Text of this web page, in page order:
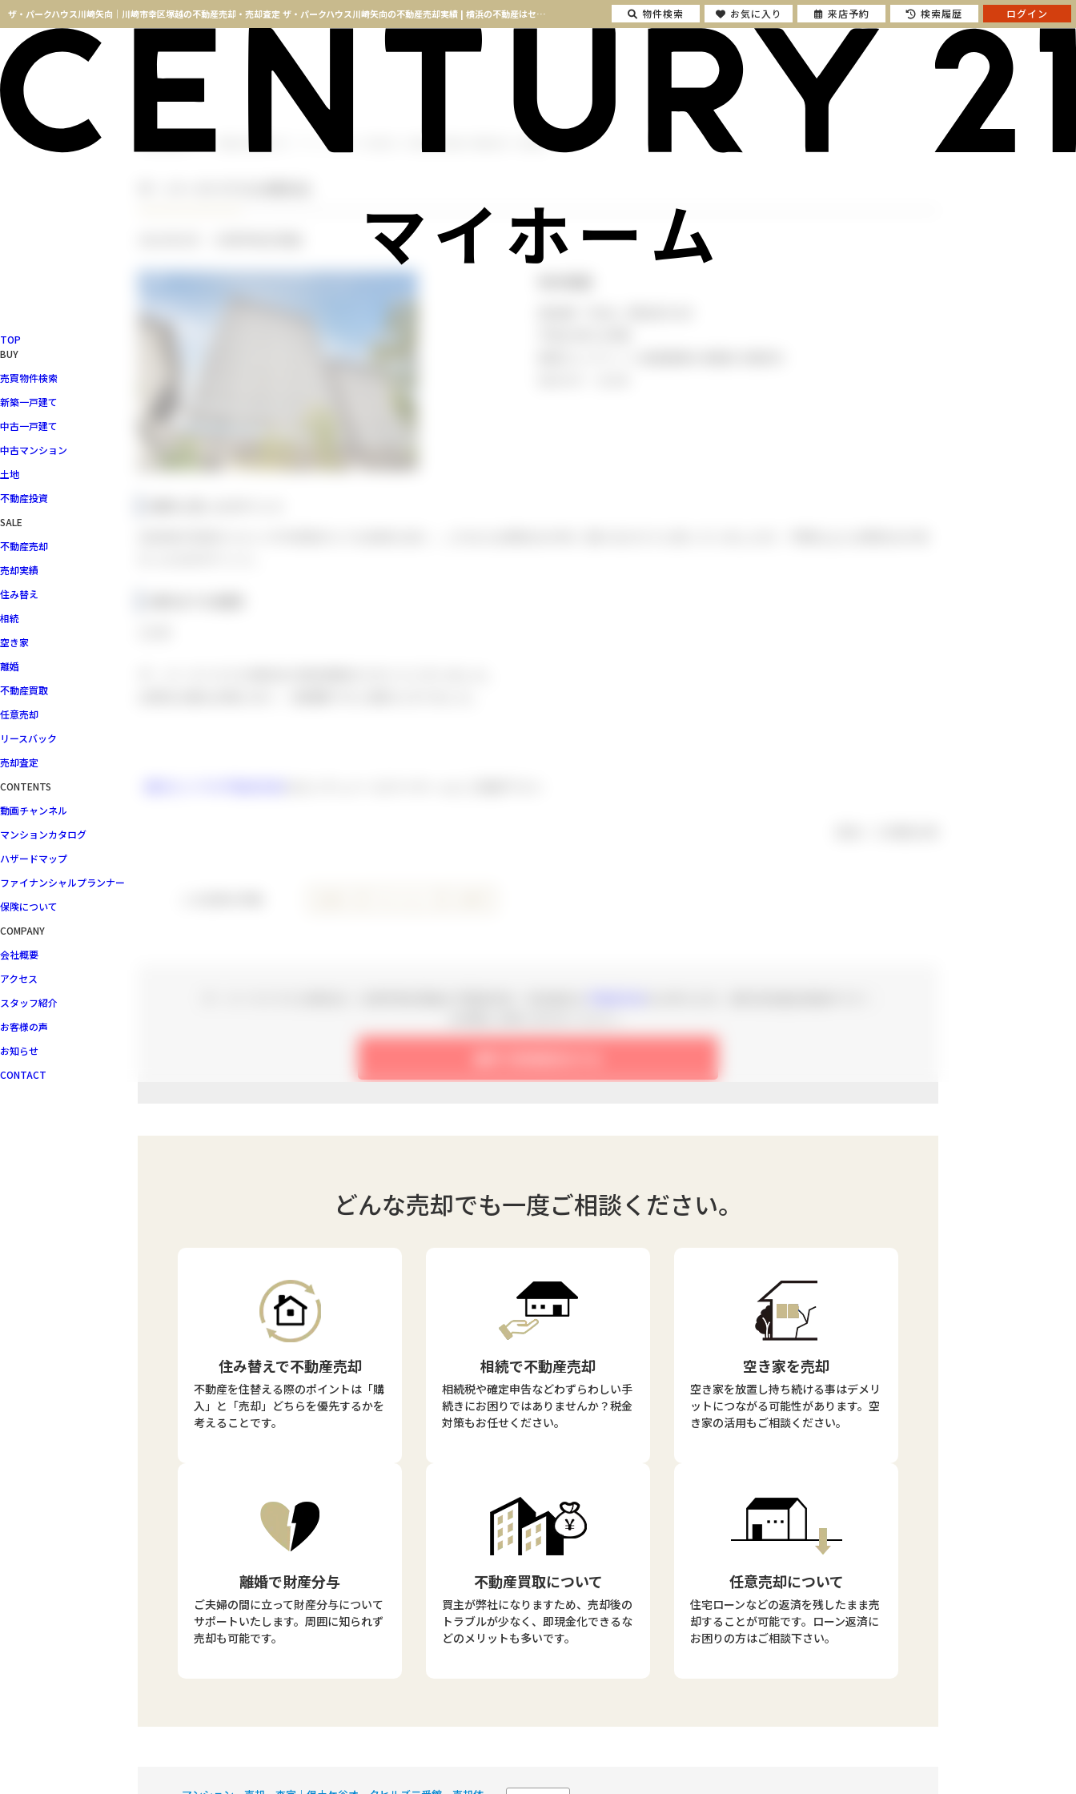
ザ・パークハウス川崎矢向｜川崎市幸区塚越の不動産売却・売却査定 ザ・パークハウス川崎矢向の不動産売却実績 | 横浜の不動産はセンチュリー21マイホーム
マイホーム
TOP
BUY
売買物件検索
新築一戸建て
中古一戸建て
中古マンション
土地
不動産投資
SALE
不動産売却
売却実績
住み替え
相続
空き家
離婚
不動産買取
任意売却
リースバック
売却査定
CONTENTS
動画チャンネル
マンションカタログ
ハザードマップ
ファイナンシャルプランナー
保険について
COMPANY
会社概要
アクセス
スタッフ紹介
お客様の声
お知らせ
CONTACT
不動産売却実績一覧 ザ・パークハウス川崎矢向｜川崎市幸区塚越の不動産売却・売却査定
どんな売却でも一度ご相談ください。
住み替えで不動産売却
不動産を住替える際のポイントは「購
入」と「売却」どちらを優先するかを
考えることです。
相続で不動産売却
相続税や確定申告などわずらわしい手
続きにお困りではありませんか？税金
対策もお任せください。
空き家を売却
空き家を放置し持ち続ける事はデメリ
ットにつながる可能性があります。空
き家の活用もご相談ください。
離婚で財産分与
ご夫婦の間に立って財産分与について
サポートいたします。周囲に知られず
売却も可能です。
不動産買取について
買主が弊社になりますため、売却後の
トラブルが少なく、即現金化できるな
どのメリットも多いです。
任意売却について
住宅ローンなどの返済を残したまま売
却することが可能です。ローン返済に
お困りの方はご相談下さい。
物件検索 お気に入り 来店予約 検索履歴 ログイン